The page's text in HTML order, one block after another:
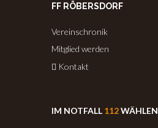
FF RÖBERSDORF
Vereinschronik
Mitglied werden
Kontakt
IM NOTFALL 112WÄHLEN